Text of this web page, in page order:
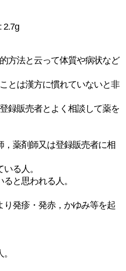
2.7g
方法と云って体質や病状など
とは漢方に慣れていないと非
録販売者とよく相談して薬を
薬剤師又は登録販売者に相
る人。
ると思われる人。
り発疹・発赤，かゆみ等を起